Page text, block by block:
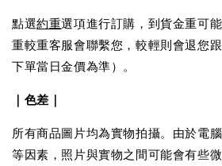
點選約重選項進行訂購，到貨金重可
重較重客服會聯繫您，較輕則會退您
下單當日金價為準）。
｜色差｜
所有商品圖片均為實物拍攝。由於電
等因素，照片與實物之間可能會有些